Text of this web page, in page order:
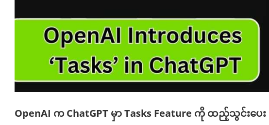
OpenAI က ChatGPT မှာ Tasks Feature ကို ထည့်သွင်းပေး